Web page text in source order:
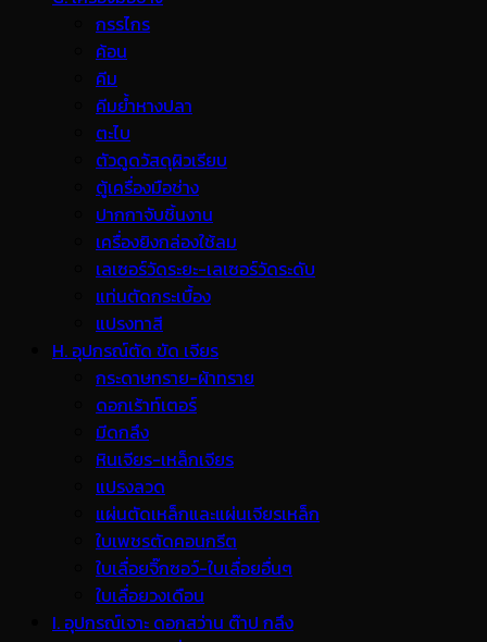
กรรไกร
ค้อน
คีม
คีมย้ำหางปลา
ตะไบ
ตัวดูดวัสดุผิวเรียบ
ตู้เครื่องมือช่าง
ปากกาจับชิ้นงาน
เครื่องยิงกล่องใช้ลม
เลเซอร์วัดระยะ-เลเซอร์วัดระดับ
แท่นตัดกระเบื้อง
แปรงทาสี
H. อุปกรณ์ตัด ขัด เจียร
กระดาษทราย-ผ้าทราย
ดอกเร้าท์เตอร์
มีดกลึง
หินเจียร-เหล็กเจียร
แปรงลวด
แผ่นตัดเหล็กและแผ่นเจียรเหล็ก
ใบเพชรตัดคอนกรีต
ใบเลื่อยจิ๊กซอว์-ใบเลื่อยอื่นๆ
ใบเลื่อยวงเดือน
I. อุปกรณ์เจาะ ดอกสว่าน ต๊าป กลึง